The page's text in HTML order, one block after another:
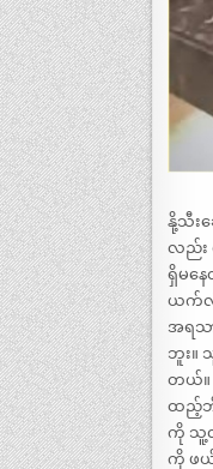
နို့သီး
လည်း
ရှိမန
ယက်လို
အရသ
ဘူး။
တယ်။
ထည့်ဘို့
ကို သူ့
ကို ဖယ်